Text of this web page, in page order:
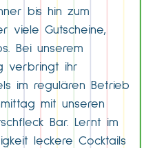
bis hin zum
viele Gutscheine,
Bei unserem
verbringt ihr
im regulären Betrieb
mit unseren
Bar. Lernt im
leckere Cocktails